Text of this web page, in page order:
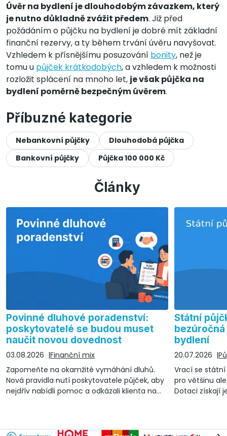
Úvěr na bydlení je dlouhodobým závazkem, který
je nutno důkladně zvážit předem. Již před
požádáním o půjčku na bydlení je dobré mít základní
finanční rezervy, a ty během trvání úvěru navyšovat.
Vzhledem k přísnějšímu posuzování bonity, než je
tomu u půjček krátkodobých, a vzhledem k možnosti
rozložit splácení na mnoho let, je však půjčka na
bydlení poměrně bezpečným úvěrem.
Příbuzné kategorie
Nebankovní půjčky
Dlouhodobá půjčka
Bankovní půjčky
Půjčka 100 000 Kč
Články
Povinné dluhové poradenství:
poskytovatelé se budou muset
naučit novou dovednost
03.08.2026
Finanční mix
Zapomeňte na okamžité vymáhání dluhů.
Nová pravidla nutí poskytovatele půjček, aby
nejdřív nabídli pomoc a odkázali klienta na
Státní
bydlení
20.07.2026
Vrací se
pro většinu
Dotaci získají